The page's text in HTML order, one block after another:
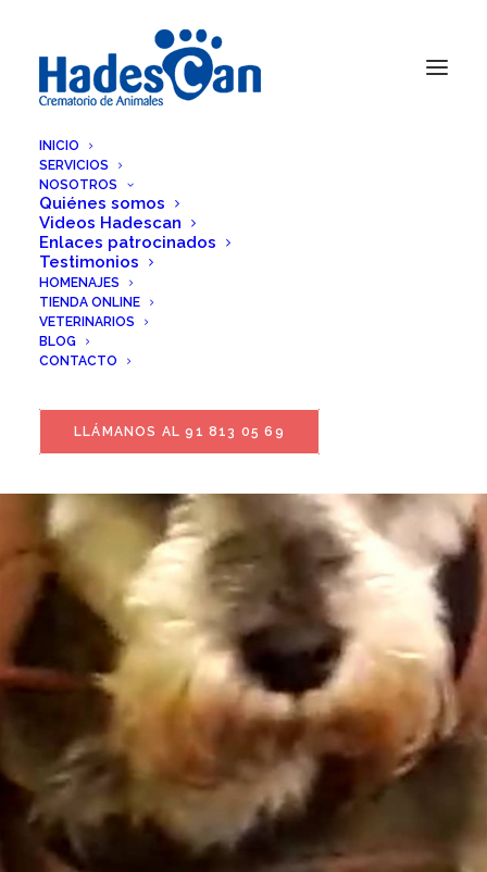
INICIO
SERVICIOS
NOSOTROS
Quiénes somos
Videos Hadescan
Enlaces patrocinados
Testimonios
HOMENAJES
TIENDA ONLINE
VETERINARIOS
BLOG
CONTACTO
LLÁMANOS AL 91 813 05 69